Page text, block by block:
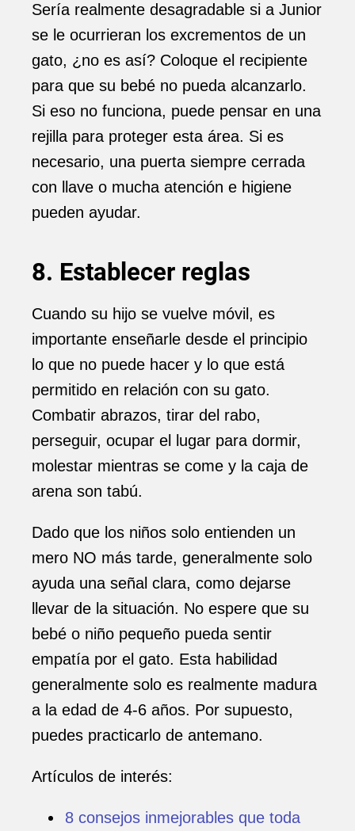
Sería realmente desagradable si a Junior
se le ocurrieran los excrementos de un
gato, ¿no es así? Coloque el recipiente
para que su bebé no pueda alcanzarlo.
Si eso no funciona, puede pensar en una
rejilla para proteger esta área. Si es
necesario, una puerta siempre cerrada
con llave o mucha atención e higiene
pueden ayudar.
8. Establecer reglas
Cuando su hijo se vuelve móvil, es
importante enseñarle desde el principio
lo que no puede hacer y lo que está
permitido en relación con su gato.
Combatir abrazos, tirar del rabo,
perseguir, ocupar el lugar para dormir,
molestar mientras se come y la caja de
arena son tabú.
Dado que los niños solo entienden un
mero NO más tarde, generalmente solo
ayuda una señal clara, como dejarse
llevar de la situación. No espere que su
bebé o niño pequeño pueda sentir
empatía por el gato. Esta habilidad
generalmente solo es realmente madura
a la edad de 4-6 años. Por supuesto,
puedes practicarlo de antemano.
Artículos de interés:
8 consejos inmejorables que toda